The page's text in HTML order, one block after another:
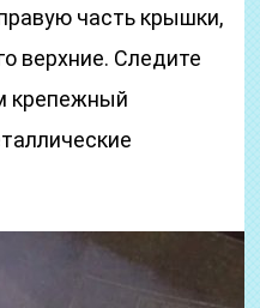
часть крышки,
верхние. Следите
крепежный